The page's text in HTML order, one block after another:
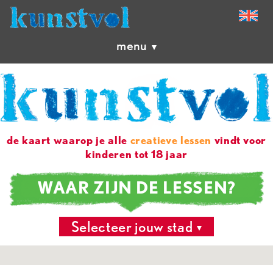
menu
de kaart waarop je alle creatieve lessen vindt voor
kinderen tot 18 jaar
WAAR ZIJN DE LESSEN?
Selecteer jouw stad